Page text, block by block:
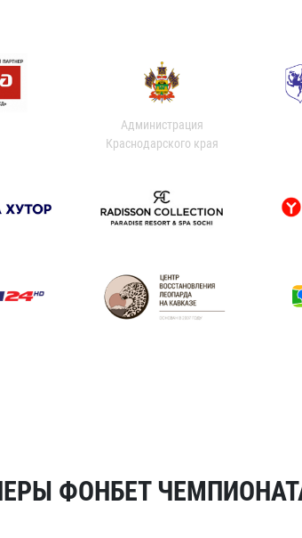
Администрация
Краснодарского края
ФОНБЕТ